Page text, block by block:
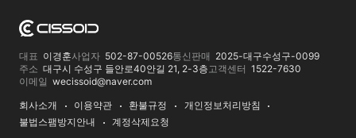
대표 이경훈사업자 502-87-00526통신판매 2025-대구수성구-0099
주소 대구시 수성구 들안로40안길 21, 2-3층고객센터 1522-7630
이메일 wecissoid@naver.com
회사소개
이용약관 환불규정
개인정보처리방침
불법스팸방지안내
계정삭제요청